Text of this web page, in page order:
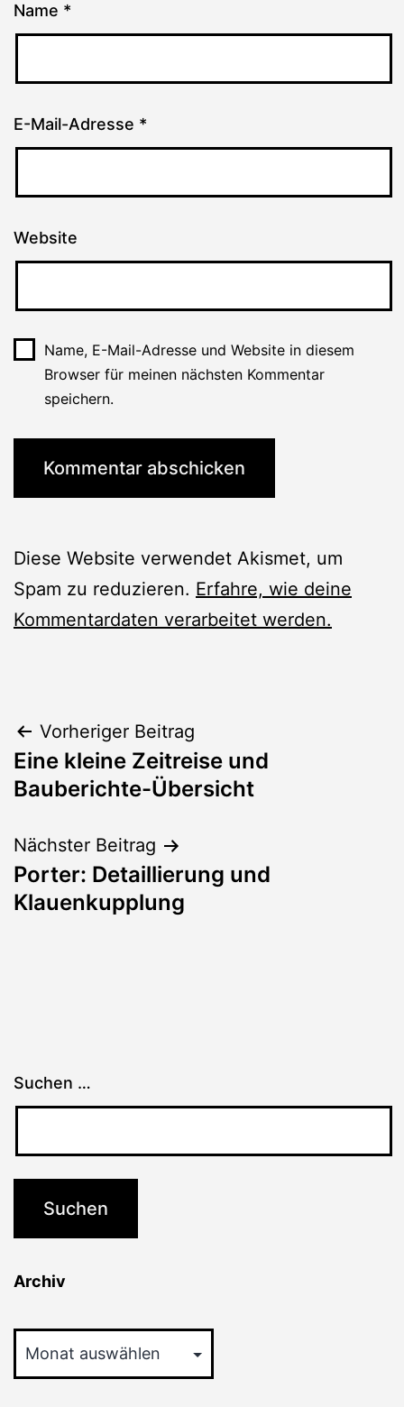
Name *
E-Mail-Adresse *
Website
Name, E-Mail-Adresse und Website in diesem
Browser für meinen nächsten Kommentar
speichern.
Diese Website verwendet Akismet, um
Spam zu reduzieren. Erfahre, wie deine
Kommentardaten verarbeitet werden.
Beitragsnavigation
Vorheriger Beitrag
Eine kleine Zeitreise und
Bauberichte-Übersicht
Nächster Beitrag
Porter: Detaillierung und
Klauenkupplung
Suchen …
Archiv